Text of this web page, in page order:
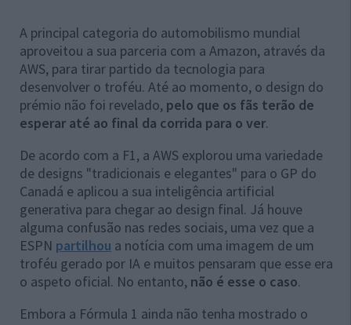
A principal categoria do automobilismo mundial
aproveitou a sua parceria com a Amazon, através da
AWS, para tirar partido da tecnologia para
desenvolver o troféu. Até ao momento, o design do
prémio não foi revelado, pelo que os fãs terão de
esperar até ao final da corrida para o ver.
De acordo com a F1, a AWS explorou uma variedade
de designs "tradicionais e elegantes" para o GP do
Canadá e aplicou a sua inteligência artificial
generativa para chegar ao design final. Já houve
alguma confusão nas redes sociais, uma vez que a
ESPN partilhou a notícia com uma imagem de um
troféu gerado por IA e muitos pensaram que esse era
o aspeto oficial. No entanto, não é esse o caso.
Embora a Fórmula 1 ainda não tenha mostrado o